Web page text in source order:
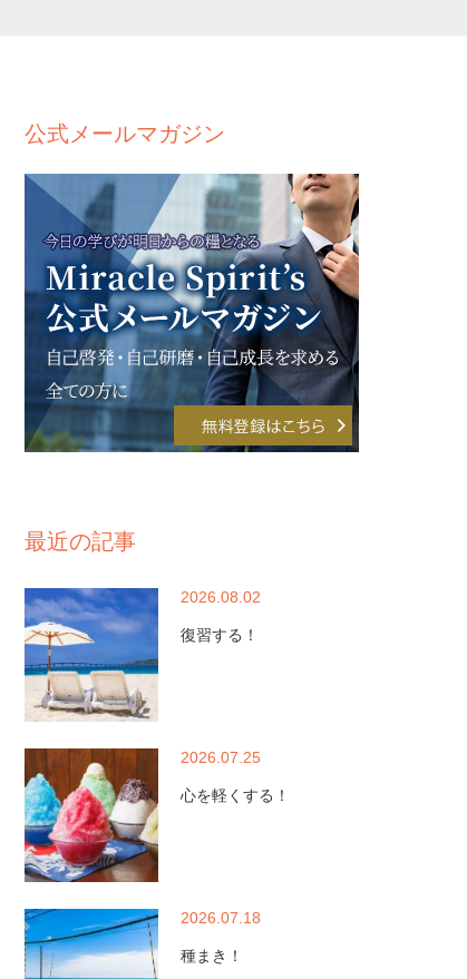
公式メールマガジン
最近の記事
2026.08.02
復習する！
2026.07.25
心を軽くする！
2026.07.18
種まき！